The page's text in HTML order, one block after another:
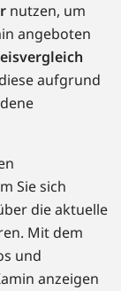
nutzen, um
angeboten
aufgrund
Sie sich
die aktuelle
Mit dem
und
anzeigen